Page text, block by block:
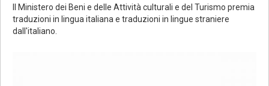
Il Ministero dei Beni e delle Attività culturali e del Turismo premia
traduzioni in lingua italiana e traduzioni in lingue straniere
dall'italiano.